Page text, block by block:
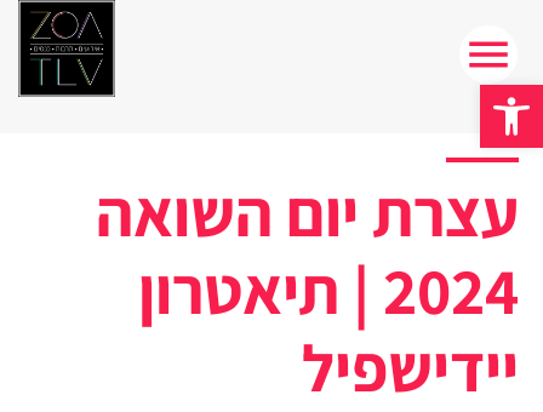
פתח סרגל נגישות
עצרת יום השואה
2024 | תיאטרון
יידישפיל